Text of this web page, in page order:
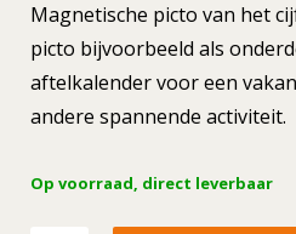
Magnetische picto van het
picto bijvoorbeeld als
aftelkalender voor een
andere spannende activiteit.
Op voorraad, direct leverbaar